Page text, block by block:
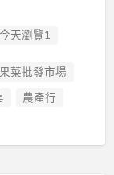
天瀏覽1
果菜批發市場
農產行